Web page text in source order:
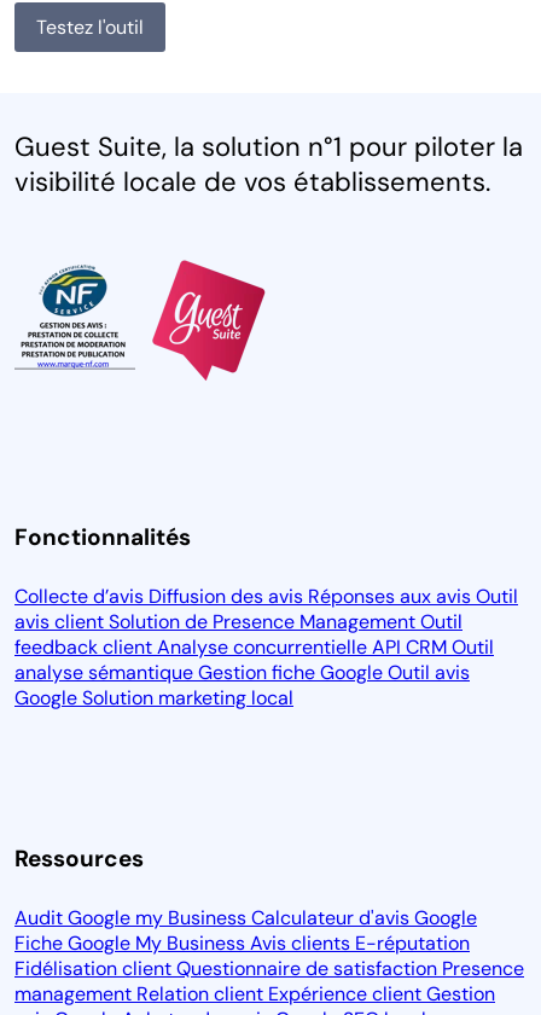
Testez l'outil
Guest Suite, la solution n°1 pour piloter la
visibilité locale de vos établissements.
Fonctionnalités
Collecte d’avis Diffusion des avis Réponses aux avisOutil
avis clientSolution de Presence ManagementOutil
feedback clientAnalyse concurrentielleAPI CRMOutil
analyse sémantiqueGestion fiche GoogleOutil avis
GoogleSolution marketing local
Ressources
Audit Google my BusinessCalculateur d'avis Google
Fiche Google My BusinessAvis clients E-réputation
Fidélisation clientQuestionnaire de satisfaction Presence
management Relation client Expérience clientGestion